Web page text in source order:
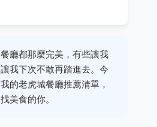
廳都那麼完美，有些讓我
我下次不敢再踏進去。今
的老虎城餐廳推薦清單，
美食的你。